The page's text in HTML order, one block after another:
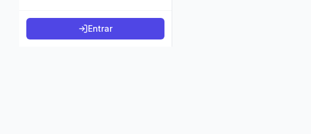
Entrar